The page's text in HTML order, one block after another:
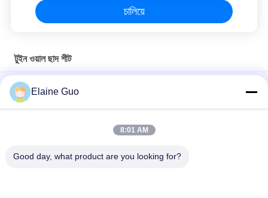
চালিয়ে
টুইন ওয়াল ছাদ শীট
ফ্যাক্টরির ফাঁপা ছাদের টাইলের জন্য তাপ নিরোধক পিভিসি 3 স্তরের টুইন ওয়াল ছাদের শীট
ফ্যাক্টরি ফার্মহাউস ওয়াল ক্ল্যাডিংয়ের জন্য মাল্টি লেয়ার পিভিসি টুইন ওয়াল হোলো রুফ শীট
ঢেউতোলা পিভিসি টুইন ওয়াল ফাঁপা ছাদের শীট 10 মিমি বেধ ওয়াল ক্ল্যাডিং কেমিক্যাল
Elaine Guo
8:01 AM
Good day, what product are you looking for?